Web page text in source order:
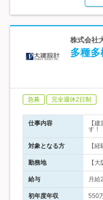
株式会社
多種
急募 完全週休2日制
仕事内容
【
す！
対象となる方 【
勤務地 【
給与 月給
初年度年収 550